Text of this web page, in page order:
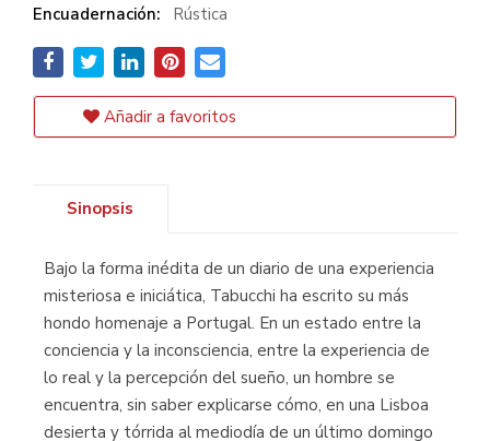
Encuadernación:
Rústica
Añadir a favoritos
Sinopsis
Bajo la forma inédita de un diario de una experiencia
misteriosa e iniciática, Tabucchi ha escrito su más
hondo homenaje a Portugal. En un estado entre la
conciencia y la inconsciencia, entre la experiencia de
lo real y la percepción del sueño, un hombre se
encuentra, sin saber explicarse cómo, en una Lisboa
desierta y tórrida al mediodía de un último domingo